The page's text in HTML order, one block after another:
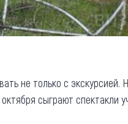
не только с экскурсией.
сыграют спектакли